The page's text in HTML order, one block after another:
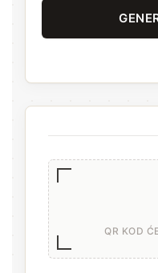
QR KOD